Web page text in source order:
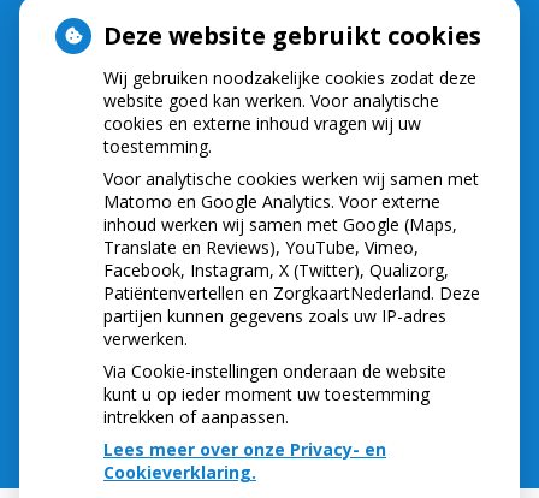
Vrijdag:
NIEUWS
Let op: valse Infomedics-mails over
openstaande rekening
Tanden bleken? Laat het veilig doen!
Gezond tandvlees: de basis voor een gezonde
mond
Naar de tandarts in het buitenland? Wees op je
hoede!
(Mond)zorgkosten gemaakt in 2025? Check of
die aftrekbaar zijn
Deze website gebruikt cookies
Wij gebruiken noodzakelijke cookies zodat deze
website goed kan werken. Voor analytische
cookies en externe inhoud vragen wij uw
toestemming.
Voor analytische cookies werken wij samen met
Matomo en Google Analytics. Voor externe
inhoud werken wij samen met Google (Maps,
Translate en Reviews), YouTube, Vimeo,
Facebook, Instagram, X (Twitter), Qualizorg,
Patiëntenvertellen en ZorgkaartNederland. Deze
partijen kunnen gegevens zoals uw IP-adres
verwerken.
Via Cookie-instellingen onderaan de website
kunt u op ieder moment uw toestemming
intrekken of aanpassen.
Lees meer over onze Privacy- en
Cookieverklaring.